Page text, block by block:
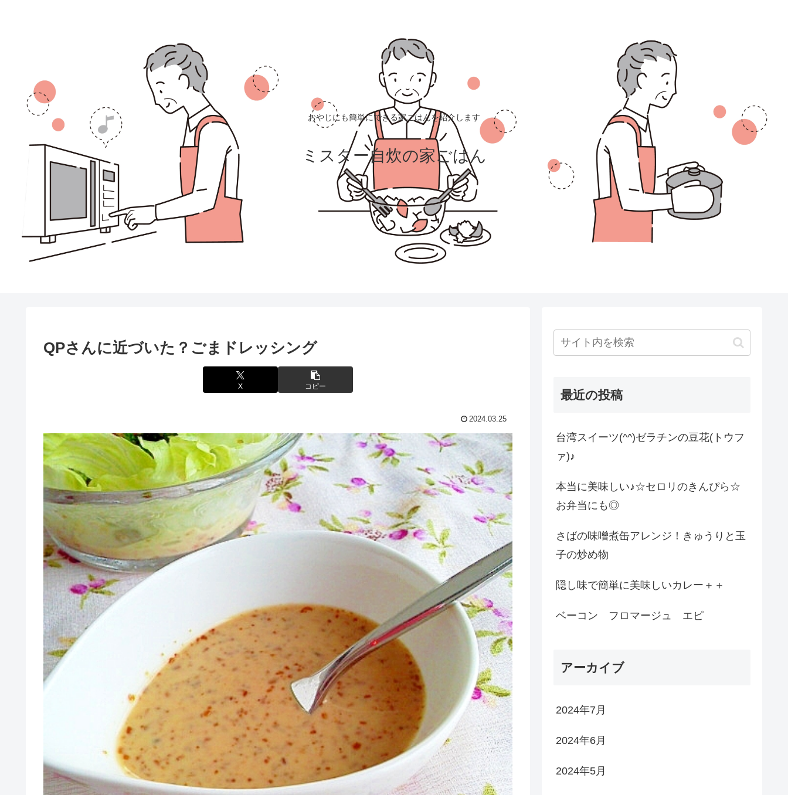
おやじにも簡単にできる家ごはんを紹介します
ミスター自炊の家ごはん
QPさんに近づいた？ごまドレッシング
X コピー
2024.03.25
最近の投稿
台湾スイーツ(^^)ゼラチンの豆花(トウフ
ァ)♪
本当に美味しい♪☆セロリのきんぴら☆
お弁当にも◎
さばの味噌煮缶アレンジ！きゅうりと玉
子の炒め物
隠し味で簡単に美味しいカレー＋＋
ベーコン フロマージュ エピ
アーカイブ
2024年7月
2024年6月
2024年5月